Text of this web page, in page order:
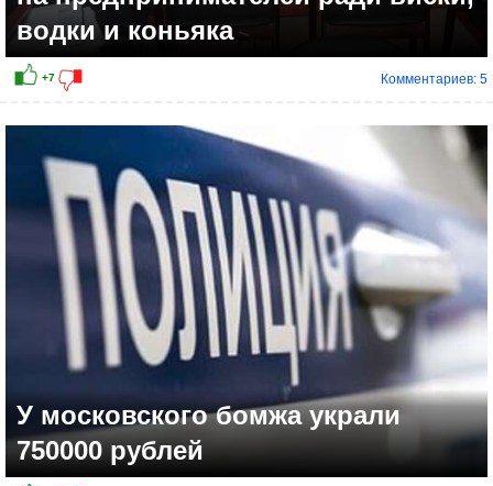
водки и коньяка
Комментариев: 5
У московского бомжа украли
750000 рублей